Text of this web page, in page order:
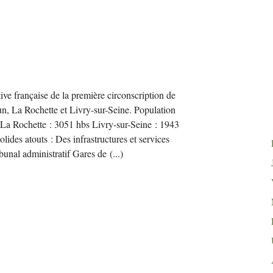
française de la première circonscription de
La Rochette et Livry-sur-Seine. Population
Rochette : 3051 hbs Livry-sur-Seine : 1943
atouts : Des infrastructures et services
administratif Gares de (...)